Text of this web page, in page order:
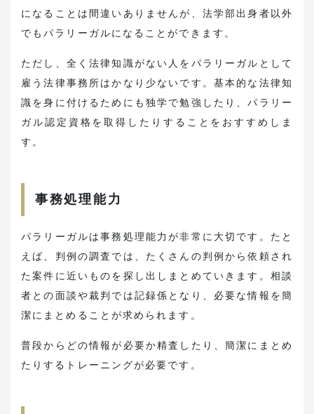
になることは間違いありませんが、法学部出身者以外
でもパラリーガルになることができます。
ただし、全く法律知識がない人をパラリーガルとして
雇う法律事務所はかなり少ないです。基本的な法律知
識を身に付けるためにも独学で勉強したり、パラリー
ガル認定資格を取得したりすることをおすすめしま
す。
事務処理能力
パラリーガルは事務処理能力が非常に大切です。たと
えば、判例の調査では、たくさんの判例から依頼され
た案件に近いものを探し出しまとめていきます。相談
者との面談や裁判では記録係となり、必要な情報を簡
潔にまとめることが求められます。
普段からどの情報が必要か精査したり、簡潔にまとめ
たりするトレーニングが必要です。